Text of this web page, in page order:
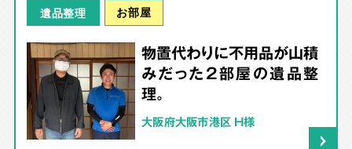
遺品整理 お部屋
物置代わりに不用品が山積
みだった2部屋の遺品整
理。
大阪府大阪市港区 H様